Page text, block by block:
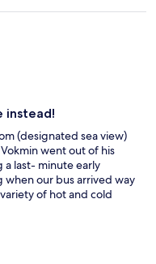
instead!
(designated sea view)
went out of his
a last- minute early
our bus arrived way
of hot and cold